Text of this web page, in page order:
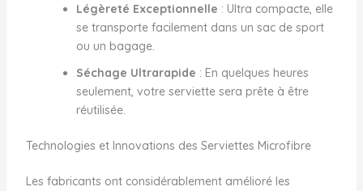
Légèreté Exceptionnelle : Ultra compacte, elle
se transporte facilement dans un sac de sport
ou un bagage.
Séchage Ultrarapide : En quelques heures
seulement, votre serviette sera prête à être
réutilisée.
Technologies et Innovations des Serviettes Microfibre
Les fabricants ont considérablement amélioré les